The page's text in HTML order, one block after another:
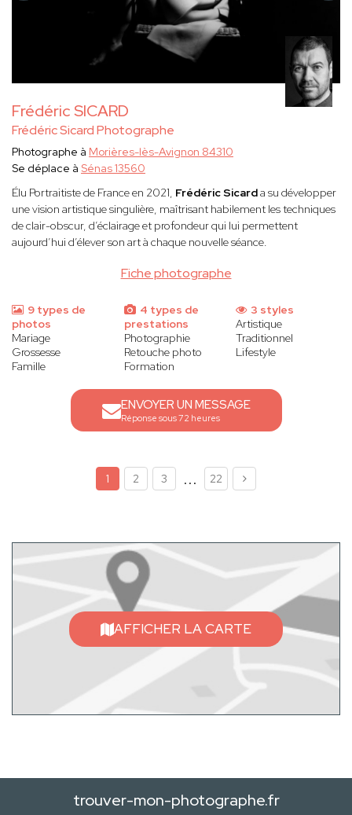
Frédéric SICARD
Frédéric Sicard Photographe
Fiche photographe
Photographe à Morières-lès-Avignon 84310
Se déplace à Sénas 13560
Élu Portraitiste de France en 2021, Frédéric Sicarda su développer
une vision artistique singulière, maîtrisant habilement les techniques
de clair-obscur, d’éclairage et profondeur qui lui permettent
aujourd’hui d’élever son art à chaque nouvelle séance.
9 types de
photos
Mariage
Grossesse
Famille
4 types de
prestations
Photographie
Retouche photo
Formation
3 styles
Artistique
Traditionnel
Lifestyle
ENVOYER UN MESSAGE
Réponse sous 72 heures
1 2 3 ... 22
AFFICHER LA CARTE
trouver-mon-photographe.fr